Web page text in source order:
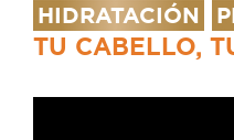
HIDRATACIÓN
TU CABELLO,